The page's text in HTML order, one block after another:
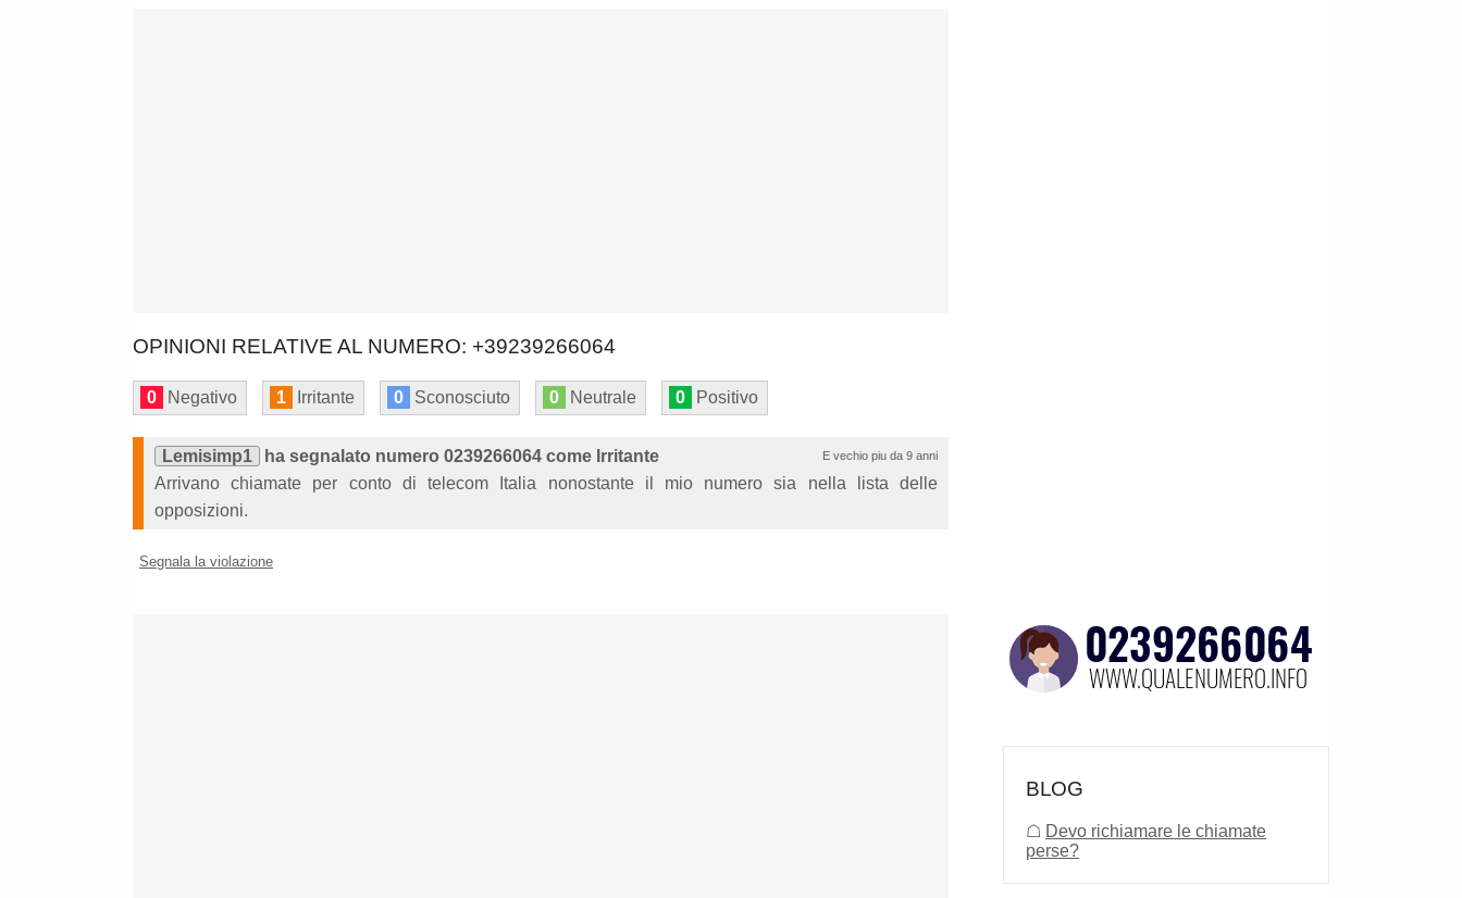
OPINIONI RELATIVE AL NUMERO: +39239266064
0 Negativo 1 Irritante 0 Sconosciuto 0 Neutrale 0 Positivo
E vechio piu da 9 anni
Lemisimp1
ha segnalato numero 0239266064 come Irritante
Arrivano chiamate per conto di telecom Italia nonostante il mio numero sia nella lista delle
opposizioni.
Segnala la violazione
BLOG
☖ Devo richiamare le chiamate
perse?